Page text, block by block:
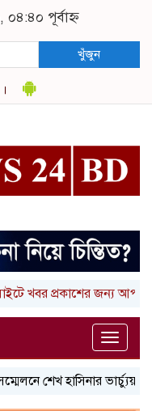
পূর্বাহ্ন
খুঁজুন
প্রকাশের জন্য আপনার
Toggle
শেখ হাসিনার ভার্চ্যুয়াল